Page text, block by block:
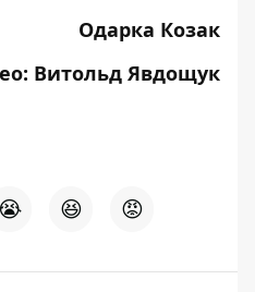
Одарка Козак
Витольд Явдощук
😆 😡